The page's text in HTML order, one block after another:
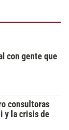
con gente que
consultoras
y la crisis de